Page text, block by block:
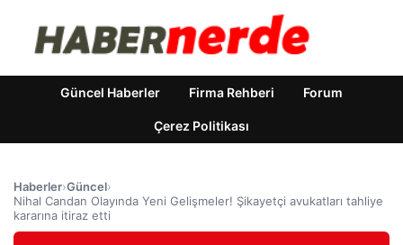
Güncel Haberler Firma Rehberi Forum
Çerez Politikası
Haberler›Güncel›
Nihal Candan Olayında Yeni Gelişmeler! Şikayetçi avukatları tahliye
kararına itiraz etti